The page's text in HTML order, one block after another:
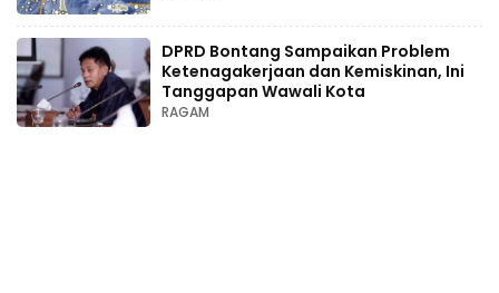
DPRD Bontang Sampaikan Problem
Ketenagakerjaan dan Kemiskinan, Ini
Tanggapan Wawali Kota
RAGAM